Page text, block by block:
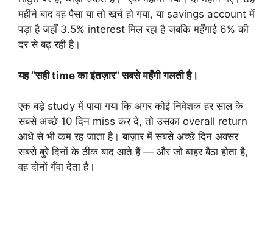
महीने बाद वह पैसा या तो खर्च हो गया, या savings account में
पड़ा है जहाँ 3.5% interest मिल रहा है जबकि महँगाई 6% की
दर से बढ़ रही है।
यह “सही time का इंतज़ार” सबसे महँगी गलती है।
एक बड़े study में पाया गया कि अगर कोई निवेशक हर साल के
सबसे अच्छे 10 दिन miss कर दे, तो उसका overall return
आधे से भी कम रह जाता है। बाज़ार में सबसे अच्छे दिन अक्सर
सबसे बुरे दिनों के ठीक बाद आते हैं — और जो बाहर बैठा होता है,
वह दोनों गँवा देता है।